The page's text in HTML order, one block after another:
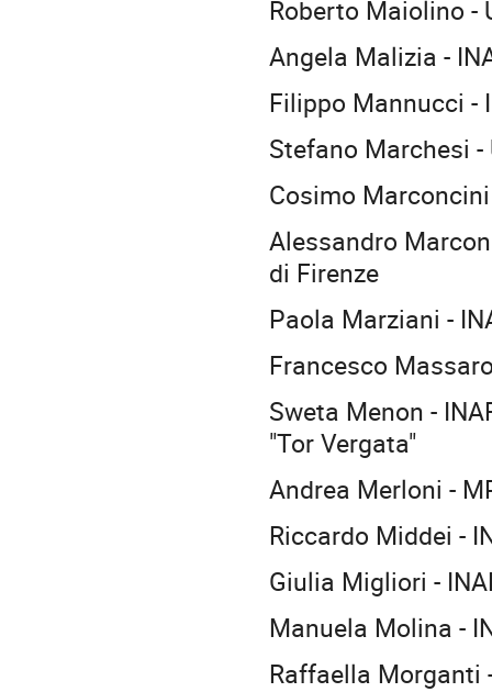
Roberto Maiolino -
Angela Malizia -
Filippo Mannucci -
Stefano Marchesi
Cosimo
Alessandro
di Firenze
Paola Marziani -
Francesco
Sweta Menon -
"Tor Vergata"
Andrea Merloni -
Riccardo Middei -
Giulia Migliori -
Manuela Molina -
Raffaella Morganti